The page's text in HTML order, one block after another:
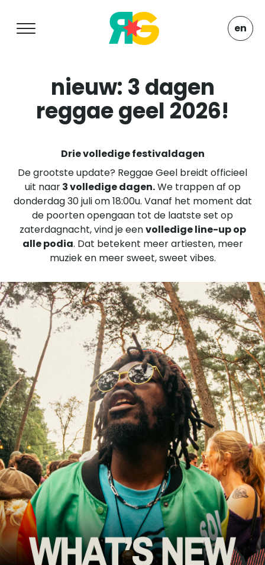
en
nieuw: 3 dagen
reggae geel 2026!
Drie volledige festivaldagen
De grootste update? Reggae Geel breidt officieel
uit naar3 volledige dagen.We trappen af op
donderdag 30 juli om 18:00u. Vanaf het moment dat
de poorten opengaan tot de laatste set op
zaterdagnacht, vind je eenvolledige line-up op
alle podia. Dat betekent meer artiesten, meer
muziek en meer sweet, sweet vibes.